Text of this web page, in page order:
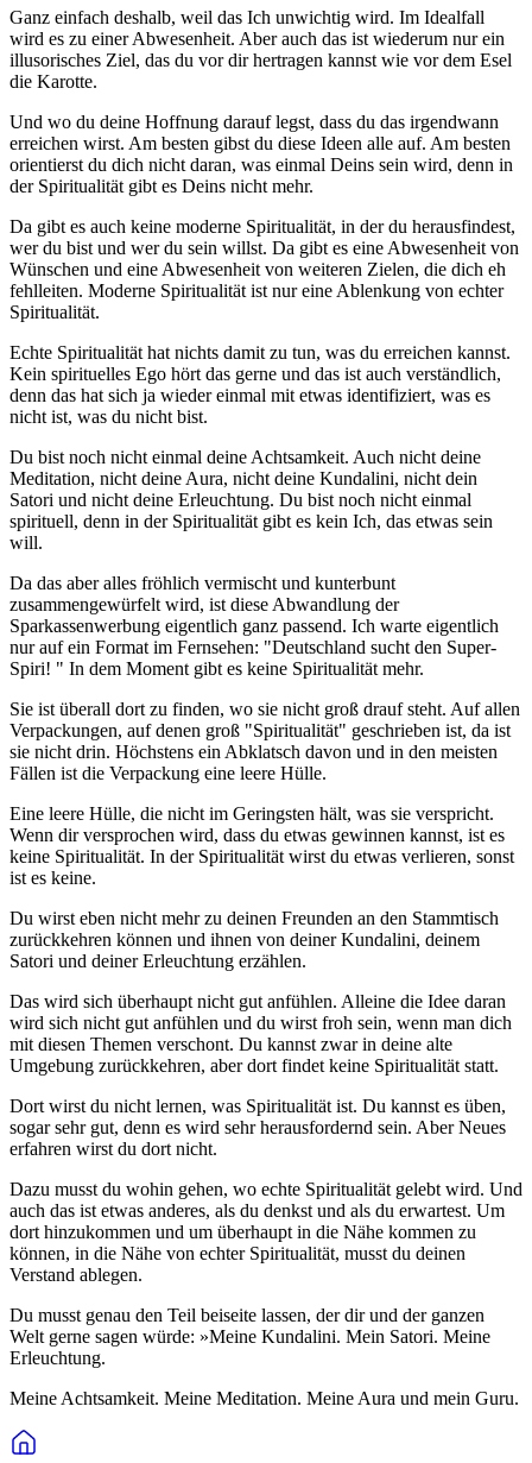
Ganz einfach deshalb, weil das Ich unwichtig wird. Im Idealfall
wird es zu einer Abwesenheit. Aber auch das ist wiederum nur ein
illusorisches Ziel, das du vor dir hertragen kannst wie vor dem Esel
die Karotte.
Und wo du deine Hoffnung darauf legst, dass du das irgendwann
erreichen wirst. Am besten gibst du diese Ideen alle auf. Am besten
orientierst du dich nicht daran, was einmal Deins sein wird, denn in
der Spiritualität gibt es Deins nicht mehr.
Da gibt es auch keine moderne Spiritualität, in der du herausfindest,
wer du bist und wer du sein willst. Da gibt es eine Abwesenheit von
Wünschen und eine Abwesenheit von weiteren Zielen, die dich eh
fehlleiten. Moderne Spiritualität ist nur eine Ablenkung von echter
Spiritualität.
Echte Spiritualität hat nichts damit zu tun, was du erreichen kannst.
Kein spirituelles Ego hört das gerne und das ist auch verständlich,
denn das hat sich ja wieder einmal mit etwas identifiziert, was es
nicht ist, was du nicht bist.
Du bist noch nicht einmal deine Achtsamkeit. Auch nicht deine
Meditation, nicht deine Aura, nicht deine Kundalini, nicht dein
Satori und nicht deine Erleuchtung. Du bist noch nicht einmal
spirituell, denn in der Spiritualität gibt es kein Ich, das etwas sein
will.
Da das aber alles fröhlich vermischt und kunterbunt
zusammengewürfelt wird, ist diese Abwandlung der
Sparkassenwerbung eigentlich ganz passend. Ich warte eigentlich
nur auf ein Format im Fernsehen: "Deutschland sucht den Super-
Spiri! " In dem Moment gibt es keine Spiritualität mehr.
Sie ist überall dort zu finden, wo sie nicht groß drauf steht. Auf allen
Verpackungen, auf denen groß "Spiritualität" geschrieben ist, da ist
sie nicht drin. Höchstens ein Abklatsch davon und in den meisten
Fällen ist die Verpackung eine leere Hülle.
Eine leere Hülle, die nicht im Geringsten hält, was sie verspricht.
Wenn dir versprochen wird, dass du etwas gewinnen kannst, ist es
keine Spiritualität. In der Spiritualität wirst du etwas verlieren, sonst
ist es keine.
Du wirst eben nicht mehr zu deinen Freunden an den Stammtisch
zurückkehren können und ihnen von deiner Kundalini, deinem
Satori und deiner Erleuchtung erzählen.
Das wird sich überhaupt nicht gut anfühlen. Alleine die Idee daran
wird sich nicht gut anfühlen und du wirst froh sein, wenn man dich
mit diesen Themen verschont. Du kannst zwar in deine alte
Umgebung zurückkehren, aber dort findet keine Spiritualität statt.
Dort wirst du nicht lernen, was Spiritualität ist. Du kannst es üben,
sogar sehr gut, denn es wird sehr herausfordernd sein. Aber Neues
erfahren wirst du dort nicht.
Dazu musst du wohin gehen, wo echte Spiritualität gelebt wird. Und
auch das ist etwas anderes, als du denkst und als du erwartest. Um
dort hinzukommen und um überhaupt in die Nähe kommen zu
können, in die Nähe von echter Spiritualität, musst du deinen
Verstand ablegen.
Du musst genau den Teil beiseite lassen, der dir und der ganzen
Welt gerne sagen würde: »Meine Kundalini. Mein Satori. Meine
Erleuchtung.
Meine Achtsamkeit. Meine Meditation. Meine Aura und mein Guru.